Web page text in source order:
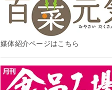
媒体紹介ページはこちら